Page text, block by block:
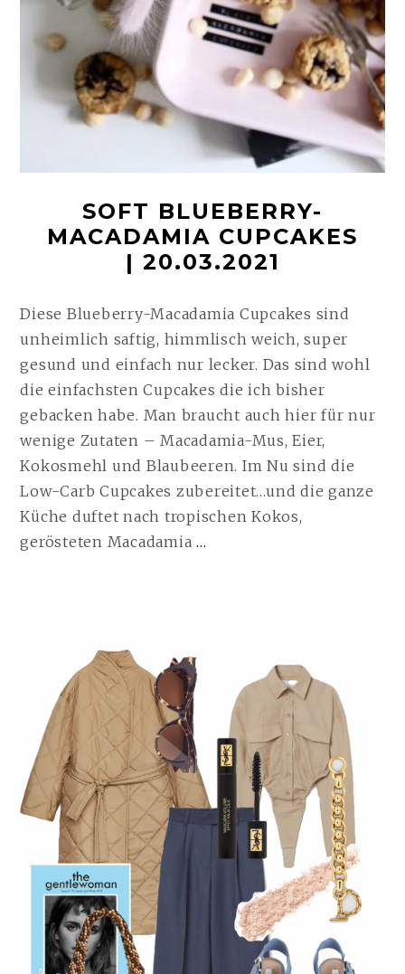
SOFT BLUEBERRY-
MACADAMIA CUPCAKES
| 20.03.2021
Diese Blueberry-Macadamia Cupcakes sind
unheimlich saftig, himmlisch weich, super
gesund und einfach nur lecker. Das sind wohl
die einfachsten Cupcakes die ich bisher
gebacken habe. Man braucht auch hier für nur
wenige Zutaten – Macadamia-Mus, Eier,
Kokosmehl und Blaubeeren. Im Nu sind die
Low-Carb Cupcakes zubereitet…und die ganze
Küche duftet nach tropischen Kokos,
gerösteten Macadamia…
WEITERLESEN